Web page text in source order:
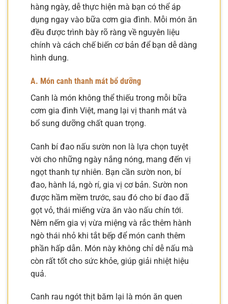
hàng ngày, dễ thực hiện mà bạn có thể áp
dụng ngay vào bữa cơm gia đình. Mỗi món ăn
đều được trình bày rõ ràng về nguyên liệu
chính và cách chế biến cơ bản để bạn dễ dàng
hình dung.
A. Món canh thanh mát bổ dưỡng
Canh là món không thể thiếu trong mỗi bữa
cơm gia đình Việt, mang lại vị thanh mát và
bổ sung dưỡng chất quan trọng.
Canh bí đao nấu sườn non là lựa chọn tuyệt
vời cho những ngày nắng nóng, mang đến vị
ngọt thanh tự nhiên. Bạn cần sườn non, bí
đao, hành lá, ngò rí, gia vị cơ bản. Sườn non
được hầm mềm trước, sau đó cho bí đao đã
gọt vỏ, thái miếng vừa ăn vào nấu chín tới.
Nêm nếm gia vị vừa miệng và rắc thêm hành
ngò thái nhỏ khi tắt bếp để món canh thêm
phần hấp dẫn. Món này không chỉ dễ nấu mà
còn rất tốt cho sức khỏe, giúp giải nhiệt hiệu
quả.
Canh rau ngót thịt băm lại là món ăn quen